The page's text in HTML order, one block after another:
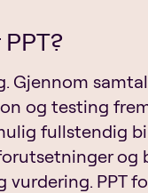
Gjennom
og testing
fullstendig
og
vurdering. PPT